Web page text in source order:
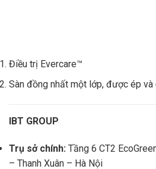
Điều trị Evercare™
Sàn đồng nhất một lớp, được ép và
IBT GROUP
Trụ sở chính: Tầng 6 CT2
– Thanh Xuân – Hà Nội